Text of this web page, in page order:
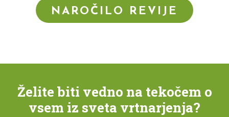
NAROČILO REVIJE
Želite biti vedno na tekočem o
vsem iz sveta vrtnarjenja?